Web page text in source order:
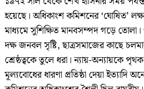
হয়েছে। অধিকাংশ কমিশনের ‘ঘোষিত’
মাধ্যমে সুশিক্ষিত মানবসম্পদ গড়ে
দক্ষ জনবল সৃষ্টি, ছাত্রসমাজের কাছে
শ্রেষ্ঠত্বকে তুলে ধরা। ন্যায়-অন্যায়কে
মূল্যবোধের ধারণা প্রতিষ্ঠা দেয়া